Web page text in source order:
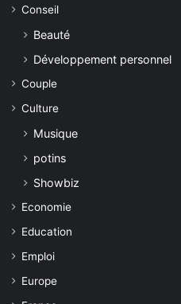
Conseil
Beauté
Développement personnel
Couple
Culture
Musique
potins
Showbiz
Economie
Education
Emploi
Europe